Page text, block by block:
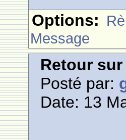
Options:
Message
Retour
Posté par:
Date: 13